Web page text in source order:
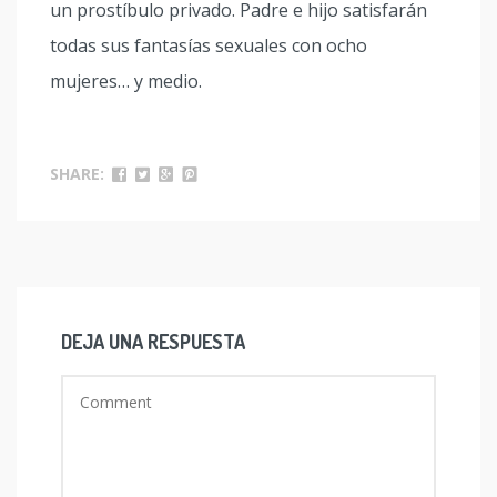
un prostíbulo privado. Padre e hijo satisfarán
todas sus fantasías sexuales con ocho
mujeres… y medio.
SHARE:
DEJA UNA RESPUESTA